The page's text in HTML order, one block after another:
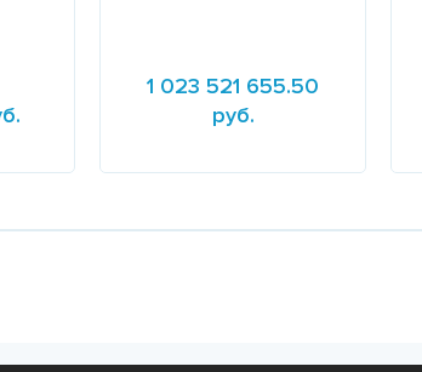
1 023 521 655.50
руб.